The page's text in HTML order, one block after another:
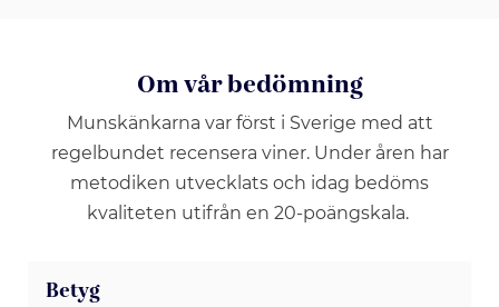
Om vår bedömning
Munskänkarna var först i Sverige med att
regelbundet recensera viner. Under åren har
metodiken utvecklats och idag bedöms
kvaliteten utifrån en 20-poängskala.
Betyg